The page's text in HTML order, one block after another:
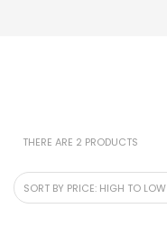
THERE ARE 2 PRODUCTS
SORT BY PRICE: HIGH TO LOW